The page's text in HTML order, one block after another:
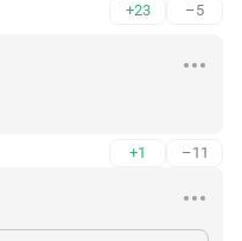
+23 –5
+1 –11